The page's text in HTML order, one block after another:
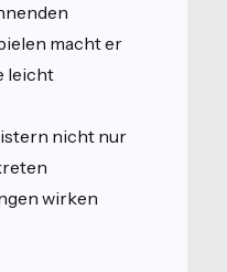
macht er
leicht
nicht nur
wirken